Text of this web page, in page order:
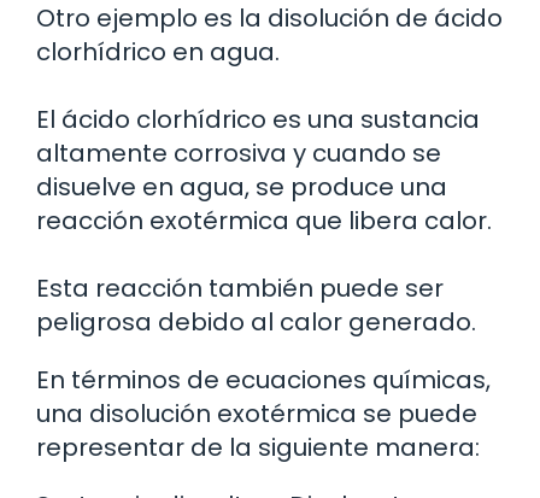
Otro ejemplo es la disolución de ácido
clorhídrico en agua.
El ácido clorhídrico es una sustancia
altamente corrosiva y cuando se
disuelve en agua, se produce una
reacción exotérmica que libera calor.
Esta reacción también puede ser
peligrosa debido al calor generado.
En términos de ecuaciones químicas,
una disolución exotérmica se puede
representar de la siguiente manera: